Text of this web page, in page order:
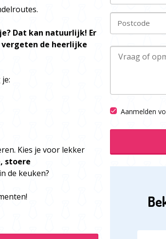
Dat kan natuurlijk! Er
de heerlijke
Kies je voor lekker
stoere
in de keuken?
Postcode
Aanmelden